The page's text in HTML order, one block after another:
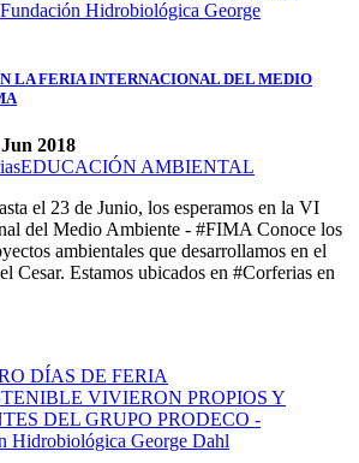
LA FERIA INTERNACIONAL DEL MEDIO
2018
EDUCACIÓN AMBIENTAL
el 23 de Junio, los esperamos en la VI
del Medio Ambiente - #FIMA Conoce los
ambientales que desarrollamos en el
Cesar. Estamos ubicados en #Corferias en